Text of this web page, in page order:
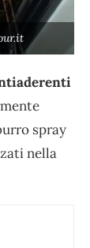
spray
nella